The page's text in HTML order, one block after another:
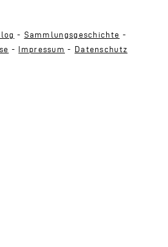
- Sammlungsgeschichte -
- Impressum - Datenschutz